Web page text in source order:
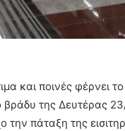
και ποινές φέρνει
βράδυ της Δευτέρας
την πάταξη της